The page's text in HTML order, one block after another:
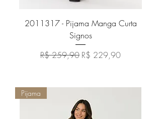
2011317 - Pijama Manga Curta
Signos
Preço normal
R$ 259,90 Preço promocional
R$ 229,90
Pijama